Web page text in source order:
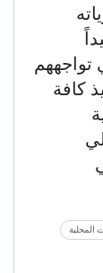
تواجههم
كافة
المحلية